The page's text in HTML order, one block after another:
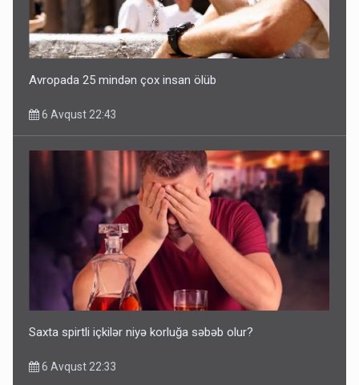
Avropada 25 mindən çox insan ölüb
6 Avqust 22:43
Saxta spirtli içkilər niyə korluğa səbəb olur?
6 Avqust 22:33